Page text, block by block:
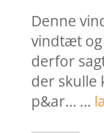
Denne
vindtæt og
derfor
der skulle
p&ar… …